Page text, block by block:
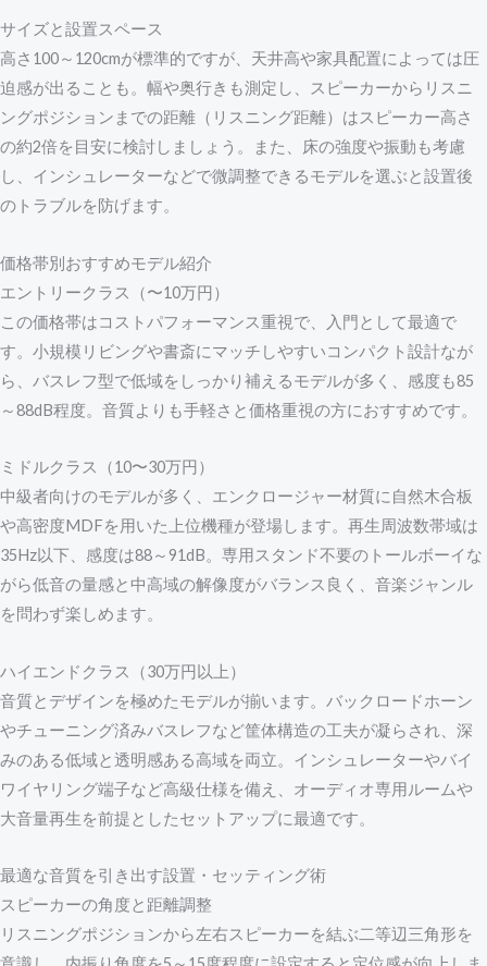
サイズと設置スペース
高さ100～120cmが標準的ですが、天井高や家具配置によっては圧
迫感が出ることも。幅や奥行きも測定し、スピーカーからリスニ
ングポジションまでの距離（リスニング距離）はスピーカー高さ
の約2倍を目安に検討しましょう。また、床の強度や振動も考慮
し、インシュレーターなどで微調整できるモデルを選ぶと設置後
のトラブルを防げます。
価格帯別おすすめモデル紹介
エントリークラス（〜10万円）
この価格帯はコストパフォーマンス重視で、入門として最適で
す。小規模リビングや書斎にマッチしやすいコンパクト設計なが
ら、バスレフ型で低域をしっかり補えるモデルが多く、感度も85
～88dB程度。音質よりも手軽さと価格重視の方におすすめです。
ミドルクラス（10〜30万円）
中級者向けのモデルが多く、エンクロージャー材質に自然木合板
や高密度MDFを用いた上位機種が登場します。再生周波数帯域は
35Hz以下、感度は88～91dB。専用スタンド不要のトールボーイな
がら低音の量感と中高域の解像度がバランス良く、音楽ジャンル
を問わず楽しめます。
ハイエンドクラス（30万円以上）
音質とデザインを極めたモデルが揃います。バックロードホーン
やチューニング済みバスレフなど筐体構造の工夫が凝らされ、深
みのある低域と透明感ある高域を両立。インシュレーターやバイ
ワイヤリング端子など高級仕様を備え、オーディオ専用ルームや
大音量再生を前提としたセットアップに最適です。
最適な音質を引き出す設置・セッティング術
スピーカーの角度と距離調整
リスニングポジションから左右スピーカーを結ぶ二等辺三角形を